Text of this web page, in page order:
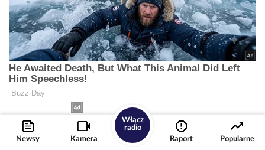
Newsy Kamera
Włącz
radio
Raport
Popularne